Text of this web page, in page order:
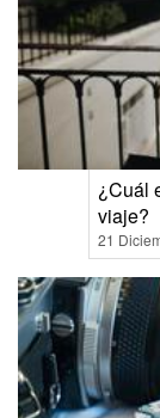
¿Cuál
viaje?
21